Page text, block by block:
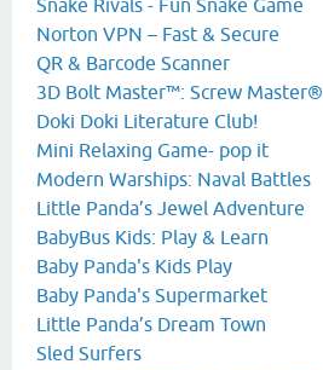
Snake Rivals - Fun Snake Game
Norton VPN – Fast & Secure
QR & Barcode Scanner
3D Bolt Master™: Screw Master®
Doki Doki Literature Club!
Mini Relaxing Game- pop it
Modern Warships: Naval Battles
Little Panda’s Jewel Adventure
BabyBus Kids: Play & Learn
Baby Panda's Kids Play
Baby Panda's Supermarket
Little Panda’s Dream Town
Sled Surfers